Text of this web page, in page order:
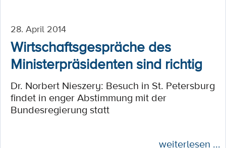
28. April 2014
Wirtschaftsgespräche des
Ministerpräsidenten sind richtig
Dr. Norbert Nieszery: Besuch in St. Petersburg
findet in enger Abstimmung mit der
Bundesregierung statt
weiterlesen ...